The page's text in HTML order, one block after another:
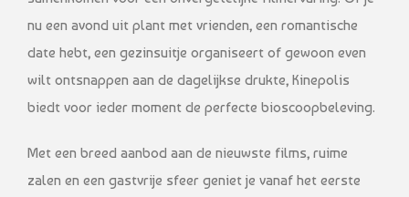
nu een avond uit plant met vrienden, een romantische
date hebt, een gezinsuitje organiseert of gewoon even
wilt ontsnappen aan de dagelijkse drukte, Kinepolis
biedt voor ieder moment de perfecte bioscoopbeleving.
Met een breed aanbod aan de nieuwste films, ruime
zalen en een gastvrije sfeer geniet je vanaf het eerste